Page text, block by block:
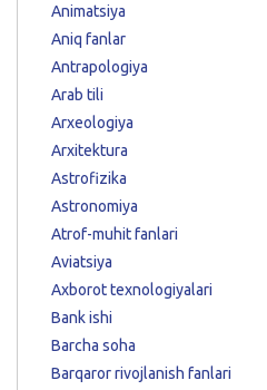
Animatsiya
Aniq fanlar
Antrapologiya
Arab tili
Arxeologiya
Arxitektura
Astrofizika
Astronomiya
Atrof-muhit fanlari
Aviatsiya
Axborot texnologiyalari
Bank ishi
Barcha soha
Barqaror rivojlanish fanlari